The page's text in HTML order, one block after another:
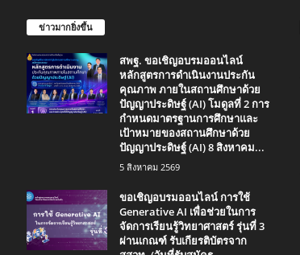
ข่าวมากยิ่งขึ้น
สพฐ. ขอเชิญอบรมออนไลน์
หลักสูตรการดำเนินงานประกัน
คุณภาพ ภายในสถานศึกษาด้วย
ปัญญาประดิษฐ์ (AI) โมดูลที่ 2 การ
กำหนดมาตรฐานการศึกษาและ
เป้าหมายของสถานศึกษาด้วย
ปัญญาประดิษฐ์ (AI) 8 สิงหาคม...
5 สิงหาคม 2569
ขอเชิญอบรมออนไลน์ การใช้
Generative AI เพื่อช่วยในการ
จัดการเรียนรู้วิทยาศาสตร์ รุ่นที่ 3
ผ่านเกณฑ์ รับเกียรติบัตรจาก